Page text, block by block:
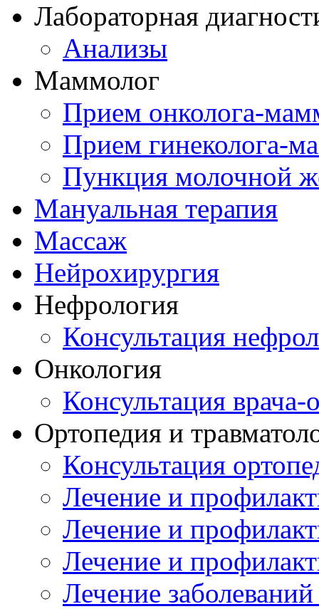
Лабораторная
Анализы
Маммолог
Прием онколога-
Прием гинеколога-
Пункция молочной
Мануальная терапия
Массаж
Нейрохирургия
Нефрология
Консультация
Онкология
Консультация врача-
Ортопедия и
Консультация
Лечение и
Лечение и
Лечение и
Лечение